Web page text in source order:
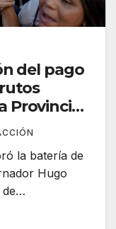
del pago
Provincia
dijo
la batería de
Hugo
de…